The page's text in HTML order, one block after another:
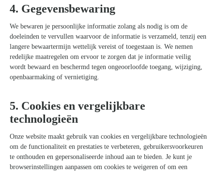
4. Gegevensbewaring
We bewaren je persoonlijke informatie zolang als nodig is om de
doeleinden te vervullen waarvoor de informatie is verzameld, tenzij een
langere bewaartermijn wettelijk vereist of toegestaan is. We nemen
redelijke maatregelen om ervoor te zorgen dat je informatie veilig
wordt bewaard en beschermd tegen ongeoorloofde toegang, wijziging,
openbaarmaking of vernietiging.
5. Cookies en vergelijkbare
technologieën
Onze website maakt gebruik van cookies en vergelijkbare technologieën
om de functionaliteit en prestaties te verbeteren, gebruikersvoorkeuren
te onthouden en gepersonaliseerde inhoud aan te bieden. Je kunt je
browserinstellingen aanpassen om cookies te weigeren of om een